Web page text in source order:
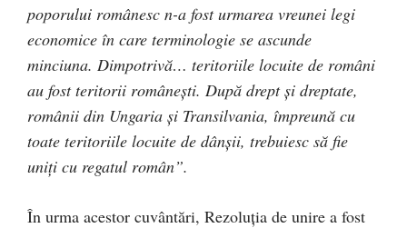
poporului românesc n-a fost urmarea vreunei legi
economice în care terminologie se ascunde
minciuna. Dimpotrivă… teritoriile locuite de români
au fost teritorii româneşti. După drept şi dreptate,
românii din Ungaria şi Transilvania, împreună cu
toate teritoriile locuite de dânşii, trebuiesc să fie
uniţi cu regatul român”.
În urma acestor cuvântări, Rezoluţia de unire a fost